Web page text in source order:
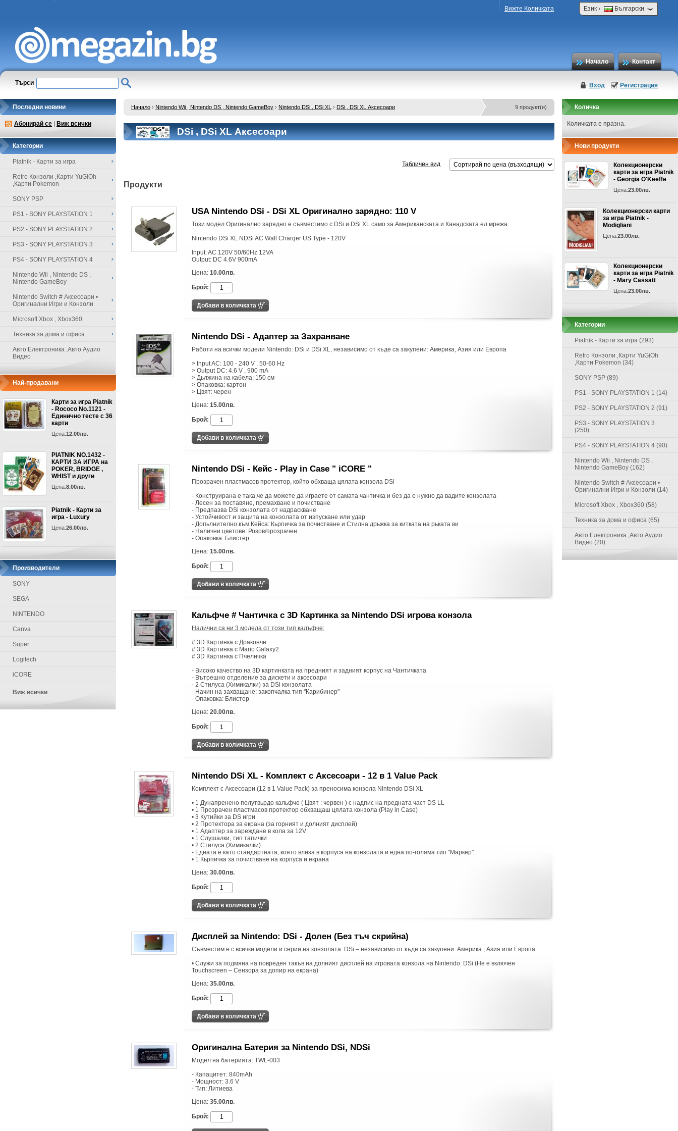
Език › Български
Вижте Количката
Начало Контакт
Вход Регистрация
Търси
Последни новини
Абонирай се Виж всички
Категории
Piatnik - Карти за игра
Retro Конзоли ,Карти YuGiOh
,Карти Pokemon
SONY PSP
PS1 - SONY PLAYSTATION 1
PS2 - SONY PLAYSTATION 2
PS3 - SONY PLAYSTATION 3
PS4 - SONY PLAYSTATION 4
Nintendo Wii , Nintendo DS ,
Nintendo GameBoy
Nintendo Switch # Аксесоари •
Оригинални Игри и Конзоли
Microsoft Xbox , Xbox360
Техника за дома и офиса
Авто Електроника ,Авто Аудио
Видео
Най-продавани
Карти за игра Piatnik
- Rococo No.1121 -
Единично тесте с 36
карти
Цена:12.00лв.
PIATNIK NO.1432 -
КАРТИ ЗА ИГРА на
POKER, BRIDGE ,
WHIST и други
Цена:8.00лв.
Piatnik - Карти за
игра - Luxury
Цена:26.00лв.
Производители
SONY
SEGA
NINTENDO
Canva
Super
Logitech
iCORE
Виж всички
9 продукт(и)
Начало › Nintendo Wii , Nintendo DS , Nintendo GameBoy › Nintendo DSi , DSi XL › DSi , DSi XL Аксесоари
DSi , DSi XL Аксесоари
Табличен вид
Продукти
USA Nintendo DSi - DSi XL Оригинално зарядно: 110 V
Този модел Оригинално зарядно е съвместимо с DSi и DSi XL само за Американската и Канадската ел.мрежа.
Nintendo DSi XL NDSi AC Wall Charger US Type - 120V
Input: AC 120V 50/60Hz 12VA
Output: DC 4.6V 900mA
Цена: 10.00лв.
Брой:
Nintendo DSi - Адаптер за Захранване
Работи на всички модели Nintendo: DSi и DSi XL, независимо от къде са закупени: Америка, Азия или Европа
> Input AC: 100 - 240 V , 50-60 Hz
> Output DC: 4.6 V , 900 mA
> Дьлжина на кабела: 150 см
> Опаковка: картон
> Цвят: черен
Цена: 15.00лв.
Брой:
Nintendo DSi - Кейс - Play in Case " iCORE "
Прозрачен пластмасов протектор, който обхваща цялата конзола DSi
- Конструирана е така,че да можете да играете от самата чантичка и без да е нужно да вадите конзолата
- Лесен за поставяне, премахване и почистване
- Предпазва DSi конзолата от надраскване
- Устойчивост и защита на конзолата от изпускане или удар
- Допьлнително към Кейса: Кьрпичка за почистване и Стилна дрьжка за китката на рьката ви
- Налични цветове: Розов/прозрачен
- Опаковка: Блистер
Цена: 15.00лв.
Брой:
Кальфче # Чантичка с 3D Картинка за Nintendo DSi игрова конзола
Налични са ни 3 модела от този тип калъфче:
# 3D Картинка с Драконче
# 3D Картинка с Mario Galaxy2
# 3D Картинка с Пчеличка
- Високо качество на 3D картинката на предният и задният корпус на Чантичката
- Вътрешно отделение за дискети и аксесоари
- 2 Стилуса (Химикалки) за DSi конзолата
- Начин на захващане: закопчалка тип "Карибинер"
- Опаковка: Блистер
Цена: 20.00лв.
Брой:
Nintendo DSi XL - Комплект с Аксесоари - 12 в 1 Value Pack
Комплект с Аксесоари (12 в 1 Value Pack) за преносима конзола Nintendo DSi XL
• 1 Дунапренено полутвьрдо кальфче ( Цвят : червен ) с надпис на предната част DS LL
• 1 Прозрачен пластмасов протектор обхващаш цялата конзола (Play in Case)
• 3 Кутийки за DS игри
• 2 Протектора за екрана (за горният и долният дисплей)
• 1 Адаптер за зареждане в кола за 12V
• 1 Слушалки, тип тапички
• 2 Стилуса (Химикалки):
- Едната е като стандартната, която влиза в корпуса на конзолата и една по-голяма тип "Маркер"
• 1 Кьрпичка за почистване на корпуса и екрана
Цена: 30.00лв.
Брой:
Дисплей за Nintendo: DSi - Долен (Без тъч скрийнa)
Съвместим е с всички модели и серии на конзолата: DSi – независимо от къде са закупени: Америка , Азия или Европа.
• Служи за подмяна на повреден такъв на долният дисплей на игровата конзола на Nintendo: DSi (Не е включен
Touchscreen – Сензора за допир на екрана)
Цена: 35.00лв.
Брой:
Оригинална Батерия за Nintendo DSi, NDSi
Модел на батерията: TWL-003
- Капацитет: 840mAh
- Мощност: 3.6 V
- Тип: Литиева
Цена: 35.00лв.
Брой:
Количка
Количката е празна.
Нови продукти
Колекционерски
карти за игра Piatnik
- Georgia O'Keeffe
Цена:23.00лв.
Колекционерски карти
за игра Piatnik -
Modigliani
Цена:23.00лв.
Колекционерски
карти за игра Piatnik
- Mary Cassatt
Цена:23.00лв.
Категории
Piatnik - Карти за игра (293)
Retro Конзоли ,Карти YuGiOh
,Карти Pokemon (34)
SONY PSP (89)
PS1 - SONY PLAYSTATION 1 (14)
PS2 - SONY PLAYSTATION 2 (91)
PS3 - SONY PLAYSTATION 3
(250)
PS4 - SONY PLAYSTATION 4 (90)
Nintendo Wii , Nintendo DS ,
Nintendo GameBoy (162)
Nintendo Switch # Аксесоари •
Оригинални Игри и Конзоли (14)
Microsoft Xbox , Xbox360 (58)
Техника за дома и офиса (65)
Авто Електроника ,Авто Аудио
Видео (20)